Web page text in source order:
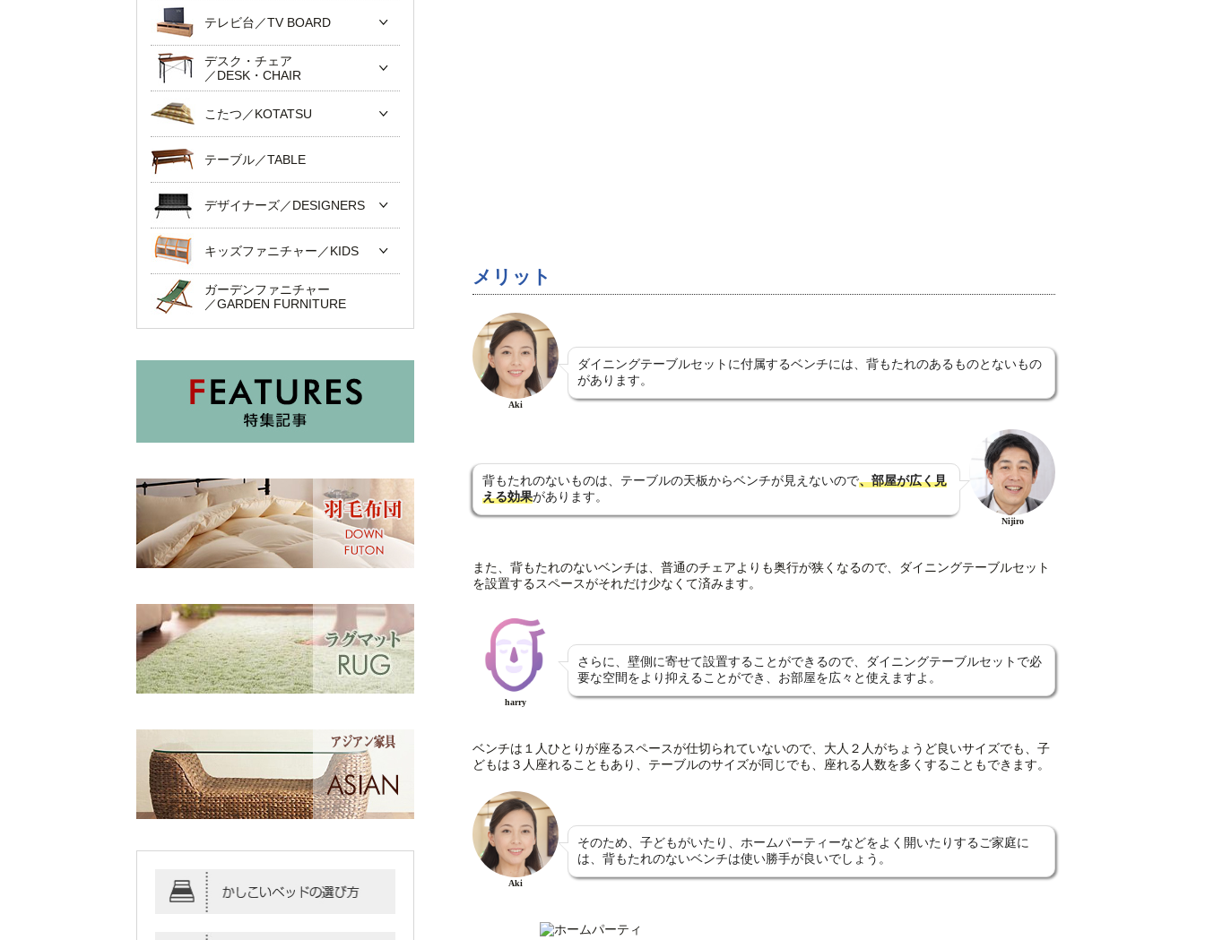
メリット
Aki
ダイニングテーブルセットに付属するベンチには、背もたれのあるものとないもの
があります。
背もたれのないものは、テーブルの天板からベンチが見えないので、部屋が広く見
える効果があります。
Nijiro
また、背もたれのないベンチは、普通のチェアよりも奥行が狭くなるので、ダイニングテーブルセット
を設置するスペースがそれだけ少なくて済みます。
harry
さらに、壁側に寄せて設置することができるので、ダイニングテーブルセットで必
要な空間をより抑えることができ、お部屋を広々と使えますよ。
ベンチは１人ひとりが座るスペースが仕切られていないので、大人２人がちょうど良いサイズでも、子
どもは３人座れることもあり、テーブルのサイズが同じでも、座れる人数を多くすることもできます。
Aki
そのため、子どもがいたり、ホームパーティーなどをよく開いたりするご家庭に
は、背もたれのないベンチは使い勝手が良いでしょう。
テレビ台／TV BOARD
デスク・チェア
／DESK・CHAIR
こたつ／KOTATSU
テーブル／TABLE
デザイナーズ／DESIGNERS
キッズファニチャー／KIDS
ガーデンファニチャー
／GARDEN FURNITURE